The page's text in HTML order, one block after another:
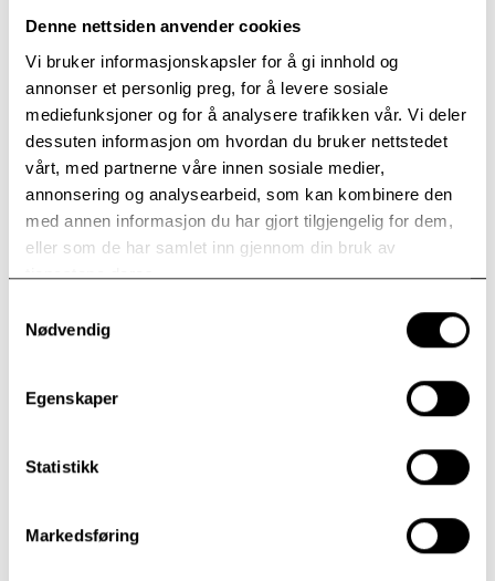
Denne nettsiden anvender cookies
Vi bruker informasjonskapsler for å gi innhold og
annonser et personlig preg, for å levere sosiale
mediefunksjoner og for å analysere trafikken vår. Vi deler
dessuten informasjon om hvordan du bruker nettstedet
vårt, med partnerne våre innen sosiale medier,
annonsering og analysearbeid, som kan kombinere den
med annen informasjon du har gjort tilgjengelig for dem,
eller som de har samlet inn gjennom din bruk av
tjenestene deres.
Nødvendig
Egenskaper
Statistikk
Markedsføring
en kveld fylt med god stemning venter på deg.
Etter korøvelsen inviteres alle til enkel servering i
Café Thaulow – pausen er tross alt en grunnpilar i
enhver korøvelse.
Festsalkoret er muliggjort med støtte fra
fylkeskommunen.
Modum Bad
Modum Bad har lange tradisjoner for å løfte fram
kultur som en viktig del av hverdagen – for pasienter,
ansatte og lokalsamfunnet. Vi arrangerer konserter
gjennom hele året, i Olavskirken og Festsalen. Musikk
håp, samhold og glede.